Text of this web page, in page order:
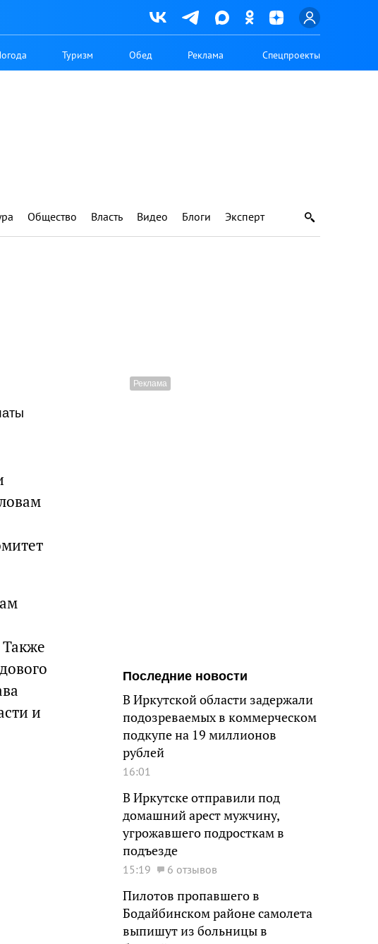
Туризм Обед Реклама Спецпроекты
Общество Власть Видео Блоги Эксперт
Также
и
Последние новости
В Иркутской области задержали
подозреваемых в коммерческом
подкупе на 19 миллионов
рублей
16:01
В Иркутске отправили под
домашний арест мужчину,
угрожавшего подросткам в
подъезде
15:19 6 отзывов
Пилотов пропавшего в
Бодайбинском районе самолета
выпишут из больницы в